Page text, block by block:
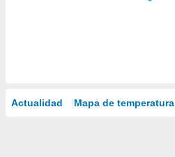
Actualidad Mapa de temperatura